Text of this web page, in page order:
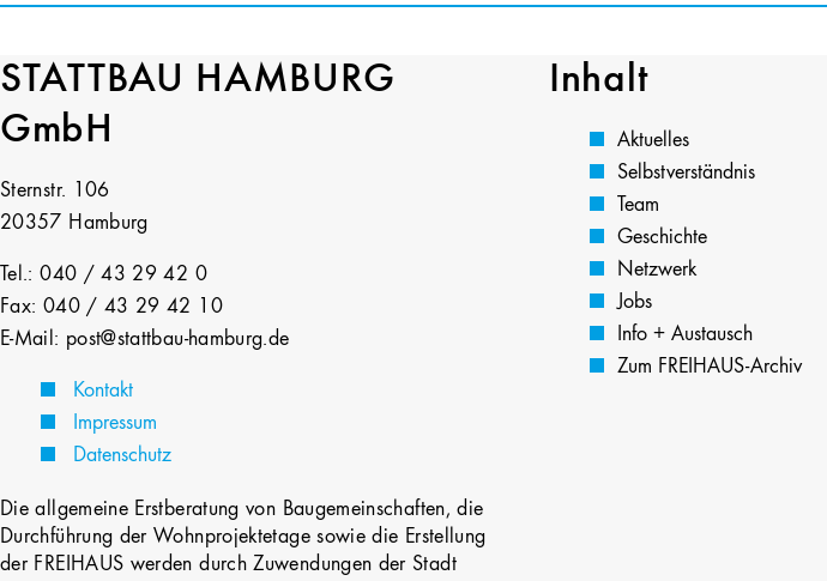
STATTBAU HAMBURG
GmbH
Sternstr. 106
20357 Hamburg
Tel.: 040 / 43 29 42 0
Fax: 040 / 43 29 42 10
E-Mail: post@stattbau-hamburg.de
Kontakt
Impressum
Datenschutz
Die allgemeine Erstberatung von Baugemeinschaften, die
Durchführung der Wohnprojektetage sowie die Erstellung
der FREIHAUS werden durch Zuwendungen der Stadt
Inhalt
Aktuelles
Selbstverständnis
Team
Geschichte
Netzwerk
Jobs
Info + Austausch
Zum FREIHAUS-Archiv